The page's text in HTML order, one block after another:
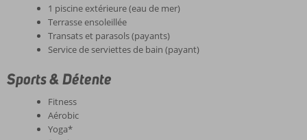
1 piscine extérieure (eau de mer)
Terrasse ensoleillée
Transats et parasols (payants)
Service de serviettes de bain (payant)
Sports & Détente
Fitness
Aérobic
Yoga*